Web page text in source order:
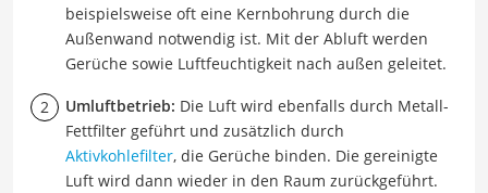
beispielsweise oft eine Kernbohrung durch die
Außenwand notwendig ist. Mit der Abluft werden
Gerüche sowie Luftfeuchtigkeit nach außen geleitet.
Umluftbetrieb: Die Luft wird ebenfalls durch Metall-
Fettfilter geführt und zusätzlich durch
Aktivkohlefilter, die Gerüche binden. Die gereinigte
Luft wird dann wieder in den Raum zurückgeführt.